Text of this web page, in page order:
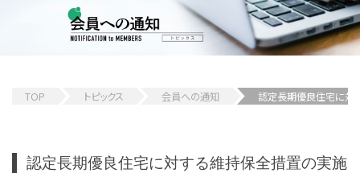
TOP トピックス 会員への通知 認定長期優良住宅に対
認定長期優良住宅に対する維持保全措置の実施